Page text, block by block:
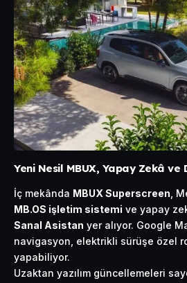
Yeni Nesil MBUX, Yapay Zekâ ve
İç mekânda MBUX Superscreen ,
MB.OS işletim sistemi ve yapay
Sanal Asistan yer alıyor. Google
navigasyon, elektrikli sürüşe özel
yapabiliyor.
Uzaktan yazılım güncellemeleri